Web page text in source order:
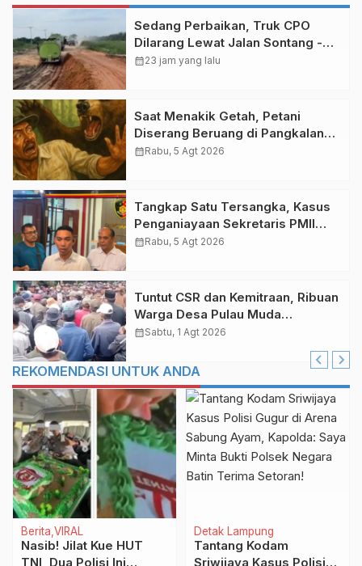
Sedang Perbaikan, Truk CPO
Dilarang Lewat Jalan Sontang -
Duri
calendar_month23 jam yang lalu
Saat Menakik Getah, Petani
Diserang Beruang di Pangkalan
Gondai Pelalawan
calendar_monthRabu, 5 Agt 2026
Tangkap Satu Tersangka, Kasus
Penganiayaan Sekretaris PMII
Ditangani Polda Riau
calendar_monthRabu, 5 Agt 2026
Tuntut CSR dan Kemitraan, Ribuan
Warga Desa Pulau Muda
Pelalawan Unjuk Rasa di PKS PT
calendar_monthSabtu, 1 Agt 2026
REKOMENDASI UNTUK ANDA
Berita VIRAL
Nasib! Jilat Kue HUT
TNI, Dua Polisi Ini
Detak Lampung
Tantang Kodam
Sriwijaya Kasus Polisi